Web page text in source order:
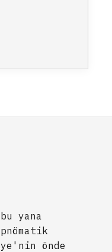
yana
önde